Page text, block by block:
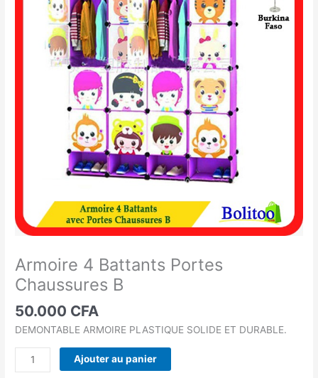
Armoire 4 Battants Portes
Chaussures B
50.000 CFA
DEMONTABLE ARMOIRE PLASTIQUE SOLIDE ET DURABLE.
Battants
Chaussures
Ajouter au panier